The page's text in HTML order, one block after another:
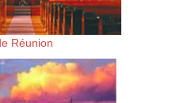
Réunion